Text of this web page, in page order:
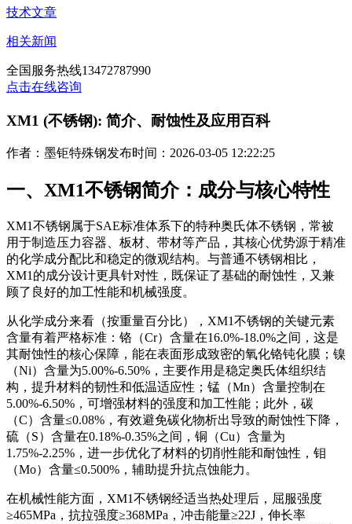
技术文章
相关新闻
全国服务热线13472787990
点击在线咨询
XM1 (不锈钢): 简介、耐蚀性及应用百科
作者：墨钜特殊钢发布时间：2026-03-05 12:22:25
一、XM1不锈钢简介：成分与核心特性
XM1不锈钢属于SAE标准体系下的特种奥氏体不锈钢，常被
用于制造压力容器、板材、带材等产品，其核心优势源于精准
的化学成分配比和稳定的微观结构。与普通不锈钢相比，
XM1的成分设计更具针对性，既保证了基础的耐蚀性，又兼
顾了良好的加工性能和机械强度。
从化学成分来看（按重量百分比），XM1不锈钢的关键元素
含量有着严格标准：铬（Cr）含量在16.0%-18.0%之间，这是
其耐蚀性的核心保障，能在表面形成致密的氧化铬钝化膜；镍
（Ni）含量为5.00%-6.50%，主要作用是稳定奥氏体组织结
构，提升材料的韧性和低温适应性；锰（Mn）含量控制在
5.00%-6.50%，可增强材料的强度和加工性能；此外，碳
（C）含量≤0.08%，有效避免碳化物析出导致的耐蚀性下降，
硫（S）含量在0.18%-0.35%之间，铜（Cu）含量为
1.75%-2.25%，进一步优化了材料的切削性能和耐蚀性，钼
（Mo）含量≤0.500%，辅助提升抗点蚀能力。
在机械性能方面，XM1不锈钢经适当热处理后，屈服强度
≥465MPa，抗拉强度≥368MPa，冲击能量≥22J，伸长率